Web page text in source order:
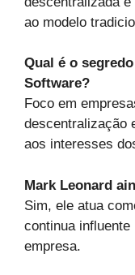
ao modelo
Qual é o
Software?
Foco em
descentralização
aos interesses
Mark Leonard
Sim, ele atua
continua
empresa.